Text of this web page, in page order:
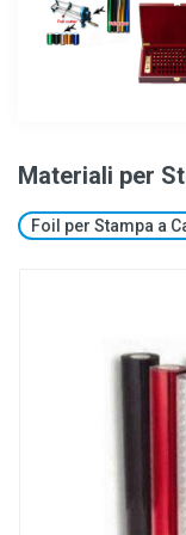
Materiali per
Foil per Stampa a